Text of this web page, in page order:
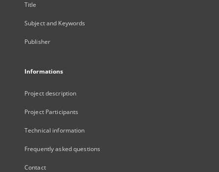
Title
Subject and Keywords
Publisher
Informations
Project description
Project Participants
Technical information
Frequently asked questions
Contact